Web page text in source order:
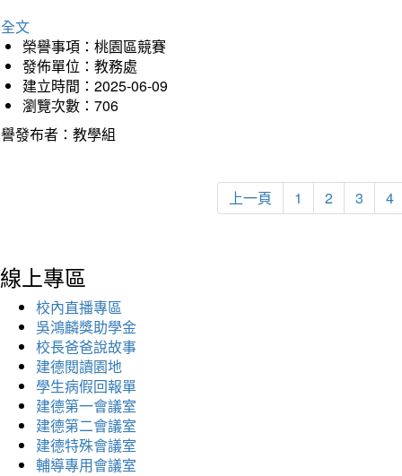
文
榮譽事項：桃園區競賽
發佈單位：教務處
建立時間：2025-06-09
瀏覽次數：706
發布者：教學組
上一頁 1 2 3 4
線上專區
校內直播專區
吳鴻麟獎助學金
校長爸爸說故事
建德閱讀園地
學生病假回報單
建德第一會議室
建德第二會議室
建德特殊會議室
輔導專用會議室